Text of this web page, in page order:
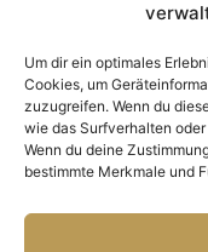
Um dir ein optimales
Cookies, um
zuzugreifen. Wenn du
wie das Surfverhalten
Wenn du deine
bestimmte Merkmale und
musikfilm Natur
Romanze Spanien
Zeitgeschichte